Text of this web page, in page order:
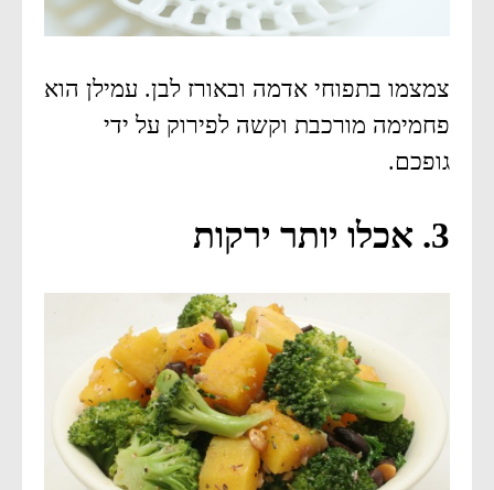
צמצמו בתפוחי אדמה ובאורז לבן. עמילן הוא
פחמימה מורכבת וקשה לפירוק על ידי
גופכם.
3. אכלו יותר ירקות